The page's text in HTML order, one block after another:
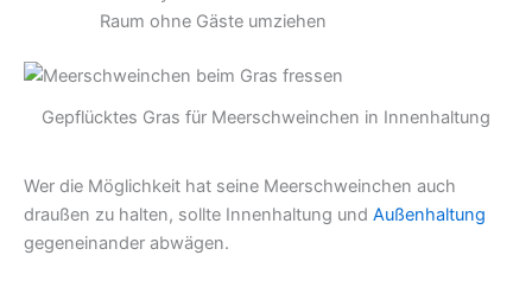
Raum ohne Gäste umziehen
Gepflücktes Gras für Meerschweinchen in Innenhaltung
Wer die Möglichkeit hat seine Meerschweinchen auch
draußen zu halten, sollte Innenhaltung und Außenhaltung
gegeneinander abwägen.